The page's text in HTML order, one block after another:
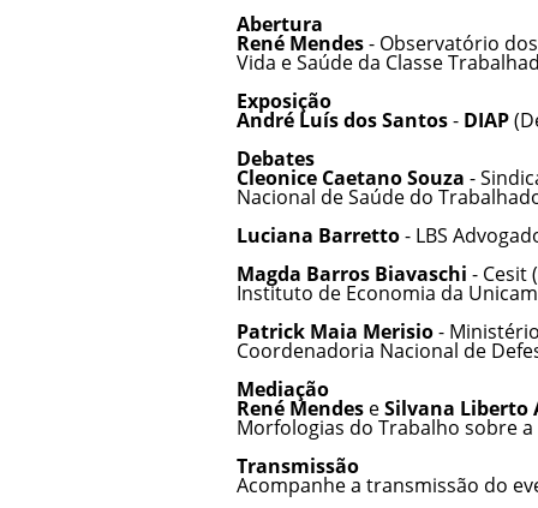
Abertura
René Mendes- Observatório
Vida e Saúde da Classe
Exposição
André Luís dos Santos- DIAP
Debates
Cleonice Caetano Souza -
Nacional de Saúde do
Luciana Barretto- LBS
Magda Barros Biavaschi - Cesit
Instituto de Economia da
Patrick Maia Merisio-
Coordenadoria Nacional de
Mediação
René Mendes eSilvana Liberto
Morfologias do Trabalho sobre
Transmissão
Acompanhe a transmissão do